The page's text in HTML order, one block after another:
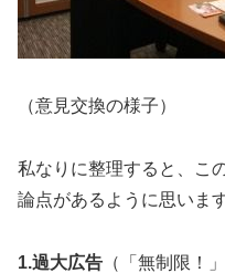
（意見交換の様子）
私なりに整理すると、こ
論点があるように思います
1.過大広告 （「無制限！